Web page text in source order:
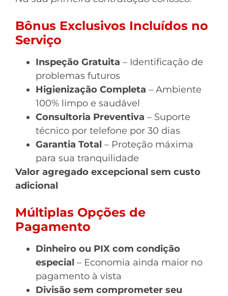
Bônus Exclusivos Incluídos no
Serviço
Inspeção Gratuita – Identificação de
problemas futuros
Higienização Completa – Ambiente
100% limpo e saudável
Consultoria Preventiva – Suporte
técnico por telefone por 30 dias
Garantia Total – Proteção máxima
para sua tranquilidade
Valor agregado excepcional sem custo
adicional
Múltiplas Opções de
Pagamento
Dinheiro ou PIX com condição
especial – Economia ainda maior no
pagamento à vista
Divisão sem comprometer seu